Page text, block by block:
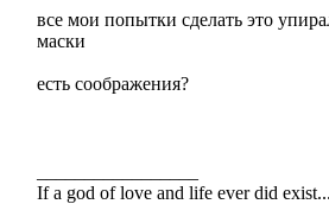
все мои попытки сделать это
маски
есть соображения?
If a god of love and life ever did